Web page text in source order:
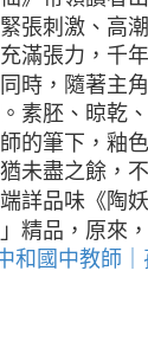
張刺激、高
滿張力，千
時，隨著主
素胚、晾乾
的筆下，釉
未盡之餘，
詳品味《陶
精品，原來
和國中教師｜